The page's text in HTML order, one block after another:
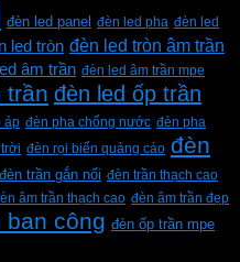
đèn led panel đèn led pha đèn led
led tròn đèn led tròn âm trần
âm trần đèn led âm trần mpe
trần đèn led ốp trần
áp đèn pha chống nước đèn pha
đèn rọi biển quảng cáo đèn
đèn trần gắn nổi đèn trần thạch cao
âm trần thạch cao đèn âm trần đẹp
ban công đèn ốp trần mpe